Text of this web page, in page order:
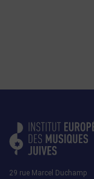
29 rue Marcel Duchamp